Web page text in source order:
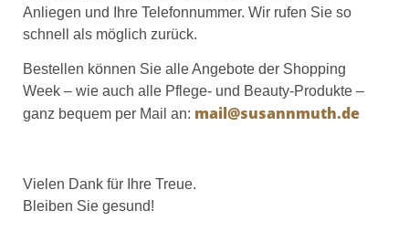
Anliegen und Ihre Telefonnummer. Wir rufen Sie so
schnell als möglich zurück.
Bestellen können Sie alle Angebote der Shopping
Week – wie auch alle Pflege- und Beauty-Produkte –
ganz bequem per Mail an: mail@susannmuth.de
Vielen Dank für Ihre Treue.
Bleiben Sie gesund!